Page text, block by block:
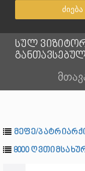
ძიება
სულ
მეფე/
8000